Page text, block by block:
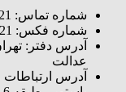
شماره تماس: 021- 000000
شماره فکس: 021-222222
آدرس دفتر:
عدالت
آدرس ارتباطات